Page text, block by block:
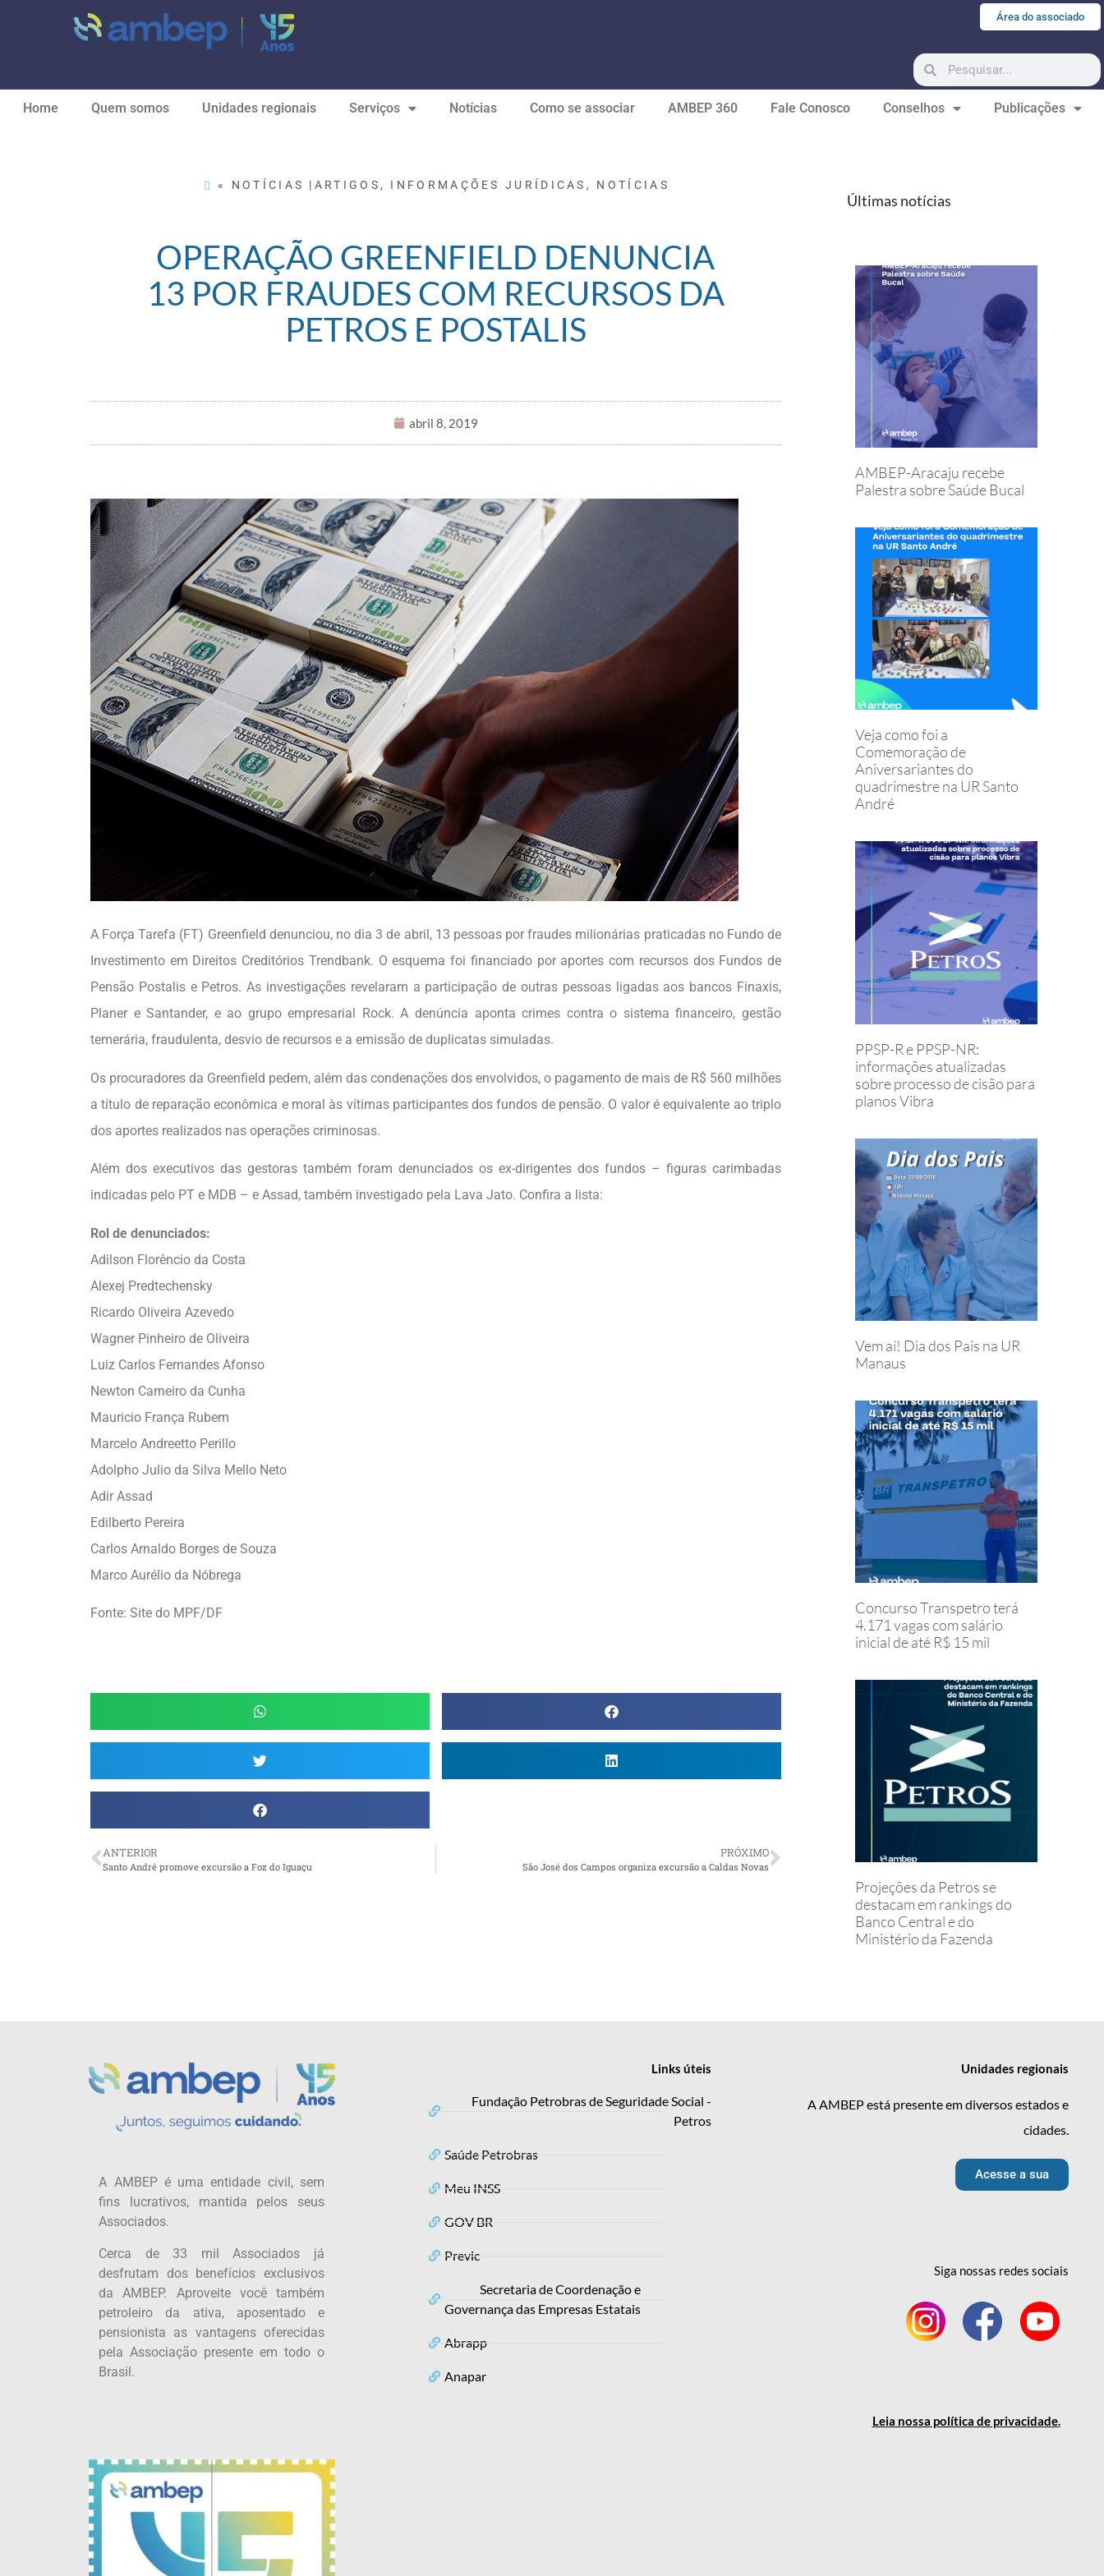
Área do associado
Home Quem somos Unidades regionais Serviços Notícias Como se associar AMBEP 360 Fale Conosco Conselhos Publicações
« NOTÍCIAS | ARTIGOS , INFORMAÇÕES JURÍDICAS , NOTÍCIAS
OPERAÇÃO GREENFIELD DENUNCIA
13 POR FRAUDES COM RECURSOS DA
PETROS E POSTALIS
abril 8, 2019
A Força Tarefa (FT) Greenfield denunciou, no dia 3 de abril, 13 pessoas por fraudes milionárias praticadas no Fundo de
Investimento em Direitos Creditórios Trendbank. O esquema foi financiado por aportes com recursos dos Fundos de
Pensão Postalis e Petros. As investigações revelaram a participação de outras pessoas ligadas aos bancos Finaxis,
Planer e Santander, e ao grupo empresarial Rock. A denúncia aponta crimes contra o sistema financeiro, gestão
temerária, fraudulenta, desvio de recursos e a emissão de duplicatas simuladas.
Os procuradores da Greenfield pedem, além das condenações dos envolvidos, o pagamento de mais de R$ 560 milhões
a título de reparação econômica e moral às vítimas participantes dos fundos de pensão. O valor é equivalente ao triplo
dos aportes realizados nas operações criminosas.
Além dos executivos das gestoras também foram denunciados os ex-dirigentes dos fundos – figuras carimbadas
indicadas pelo PT e MDB – e Assad, também investigado pela Lava Jato. Confira a lista:
Rol de denunciados:
Adilson Florêncio da Costa
Alexej Predtechensky
Ricardo Oliveira Azevedo
Wagner Pinheiro de Oliveira
Luiz Carlos Fernandes Afonso
Newton Carneiro da Cunha
Mauricio França Rubem
Marcelo Andreetto Perillo
Adolpho Julio da Silva Mello Neto
Adir Assad
Edilberto Pereira
Carlos Arnaldo Borges de Souza
Marco Aurélio da Nóbrega
Fonte: Site do MPF/DF
ANTERIOR
Santo André promove excursão a Foz do Iguaçu
PRÓXIMO
São José dos Campos organiza excursão a Caldas Novas
Últimas notícias
AMBEP-Aracaju recebe
Palestra sobre Saúde Bucal
Veja como foi a
Comemoração de
Aniversariantes do
quadrimestre na UR Santo
André
PPSP-R e PPSP-NR:
informações atualizadas
sobre processo de cisão para
planos Vibra
Vem aí! Dia dos Pais na UR
Manaus
Concurso Transpetro terá
4.171 vagas com salário
inicial de até R$ 15 mil
Projeções da Petros se
destacam em rankings do
Banco Central e do
Ministério da Fazenda
A AMBEP é uma entidade civil, sem
fins lucrativos, mantida pelos seus
Associados.
Cerca de 33 mil Associados já
desfrutam dos benefícios exclusivos
da AMBEP. Aproveite você também
petroleiro da ativa, aposentado e
pensionista as vantagens oferecidas
pela Associação presente em todo o
Brasil.
Links úteis
Fundação Petrobras de Seguridade Social -
Petros
Saúde Petrobras
Meu INSS
GOV BR
Previc
Secretaria de Coordenação e
Governança das Empresas Estatais
Abrapp
Anapar
Unidades regionais
A AMBEP está presente em diversos estados e
cidades.
Acesse a sua
Siga nossas redes sociais
Leia nossa política de privacidade.